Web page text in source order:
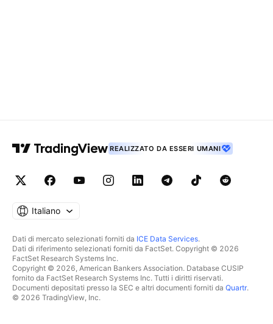
REALIZZATO DA ESSERI UMANI
Italiano
Dati di mercato selezionati forniti da ICE Data Services.
Dati di riferimento selezionati forniti da FactSet. Copyright © 2026
FactSet Research Systems Inc.
Copyright © 2026, American Bankers Association. Database CUSIP
fornito da FactSet Research Systems Inc. Tutti i diritti riservati.
Documenti depositati presso la SEC e altri documenti forniti da Quartr.
© 2026 TradingView, Inc.